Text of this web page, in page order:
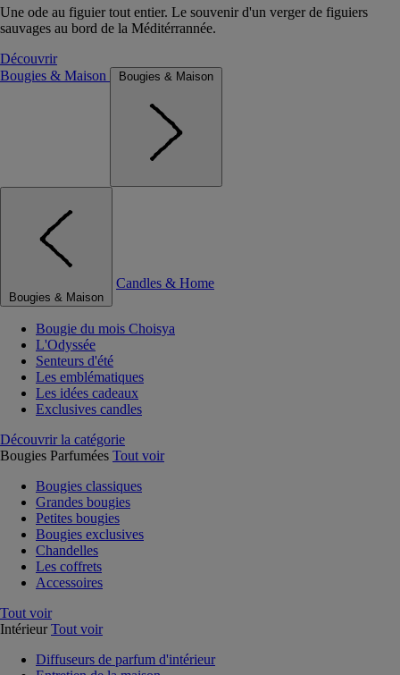
Une ode au figuier tout entier. Le souvenir d'un verger de figuiers
sauvages au bord de la Méditérrannée.
Découvrir
Bougies & Maison
Bougies & Maison
Bougies & Maison
Candles & Home
Bougie du mois Choisya
L'Odyssée
Senteurs d'été
Les emblématiques
Les idées cadeaux
Exclusives candles
Découvrir la catégorie
Bougies Parfumées Tout voir
Bougies classiques
Grandes bougies
Petites bougies
Bougies exclusives
Chandelles
Les coffrets
Accessoires
Tout voir
Intérieur Tout voir
Diffuseurs de parfum d'intérieur